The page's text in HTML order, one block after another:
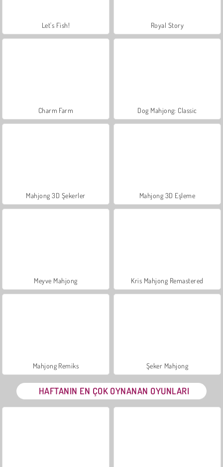
Let's Fish! Royal Story
Charm Farm Dog Mahjong: Classic
Mahjong 3D Şekerler Mahjong 3D Eşleme
Meyve Mahjong Kris Mahjong Remastered
Mahjong Remiks Şeker Mahjong
HAFTANIN EN ÇOK OYNANAN OYUNLARI